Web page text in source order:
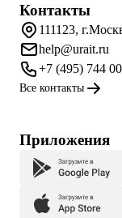
Контакты
111123,
help@urait.ru
+7 (495) 744
Все контакты
Приложения